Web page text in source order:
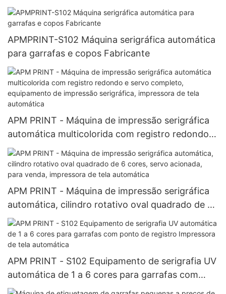
a 5 cores para garrafas com/sem ponto de
registro Impressora de tela automática
APMPRINT-S102 Máquina serigráfica automática
para garrafas e copos Fabricante
APM PRINT - Máquina de impressão serigráfica
automática multicolorida com registro redondo e
servo completo, equipamento de impressão
serigráfica, impressora de tela automática
APM PRINT - Máquina de impressão serigráfica
automática, cilindro rotativo oval quadrado de 6
cores, servo acionada, para venda, impressora
de tela automática
APM PRINT - S102 Equipamento de serigrafia UV
automática de 1 a 6 cores para garrafas com
ponto de registro Impressora de tela automática